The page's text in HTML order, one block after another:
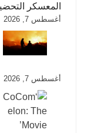
المعسكر
أغسطس 7, 2026
أغسطس 7, 2026